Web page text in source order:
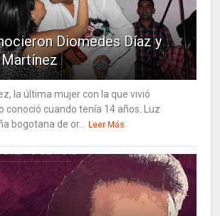
Diomedes Díaz y
la última mujer con la que vivió
conoció cuando tenía 14 años. Luz
bogotana de or... Leer Más